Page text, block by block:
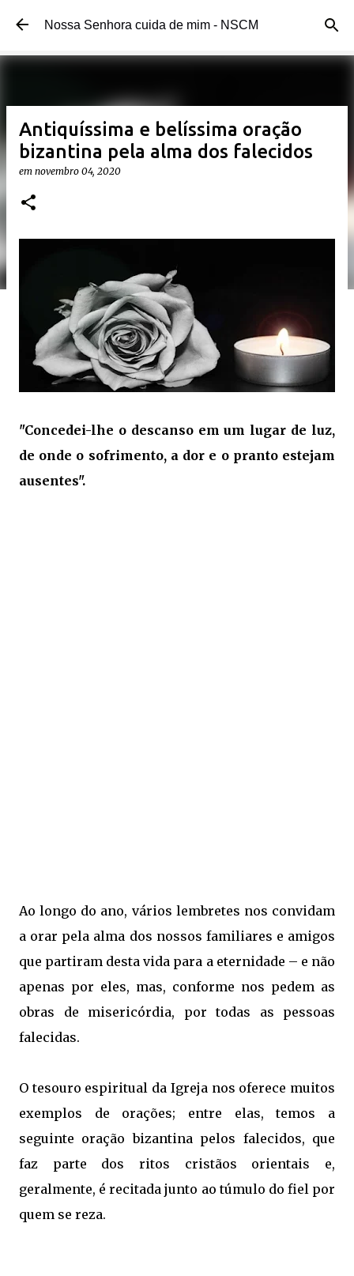
Pular para o conteúdo principal
Nossa Senhora cuida de mim - NSCM
Antiquíssima e belíssima oração
bizantina pela alma dos falecidos
em novembro 04, 2020
"Concedei-lhe o descanso em um lugar de luz,
de onde o sofrimento, a dor e o pranto estejam
ausentes".
Ao longo do ano, vários lembretes nos convidam
a orar pela alma dos nossos familiares e amigos
que partiram desta vida para a eternidade – e não
apenas por eles, mas, conforme nos pedem as
obras de misericórdia, por todas as pessoas
falecidas.
O tesouro espiritual da Igreja nos oferece muitos
exemplos de orações; entre elas, temos a
seguinte oração bizantina pelos falecidos, que
faz parte dos ritos cristãos orientais e,
geralmente, é recitada junto ao túmulo do fiel por
quem se reza.